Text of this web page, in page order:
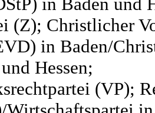
(Z); Christlicher
in Baden/
Hessen;
(VP);